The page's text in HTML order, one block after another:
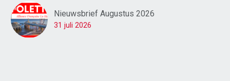
Nieuwsbrief Augustus 2026
31 juli 2026